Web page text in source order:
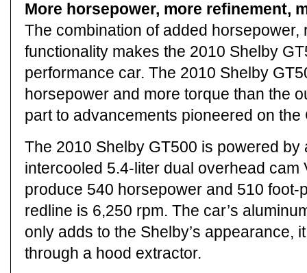
More horsepower, more refinement,
The combination of added horsepower,
functionality makes the 2010 Shelby
performance car. The 2010 Shelby
horsepower and more torque than the
part to advancements pioneered on the
The 2010 Shelby GT500 is powered
intercooled 5.4-liter dual overhead cam
produce 540 horsepower and 510 foot-
redline is 6,250 rpm. The car’s
only adds to the Shelby’s appearance,
through a hood extractor.